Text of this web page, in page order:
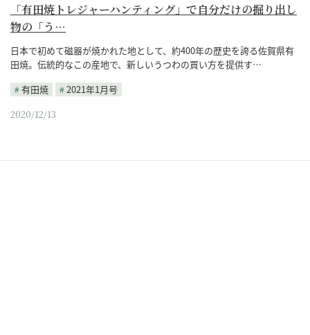
「有田焼トレジャーハンティング」で自分だけの掘り出し
物の「う…
日本で初めて磁器が焼かれた地として、約400年の歴史を誇る佐賀県有
田焼。伝統的なこの産地で、新しいうつわの買い方を提供す…
有田焼
2021年1月号
2020/12/13